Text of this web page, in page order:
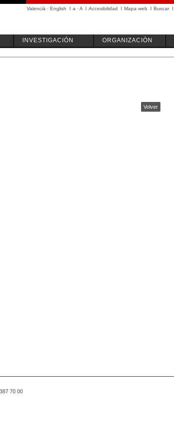
Valencià · English I a ·A I Accesibilidad I Mapa web I Buscar I
INVESTIGACIÓN ORGANIZACIÓN
Volver
70 00